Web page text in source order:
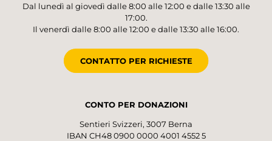
Dal lunedì al giovedì dalle 8:00 alle 12:00 e dalle 13:30 alle
17:00.
Il venerdì dalle 8:00 alle 12:00 e dalle 13:30 alle 16:00.
CONTATTO PER RICHIESTE
CONTO PER DONAZIONI
Sentieri Svizzeri, 3007 Berna
IBAN CH48 0900 0000 4001 4552 5